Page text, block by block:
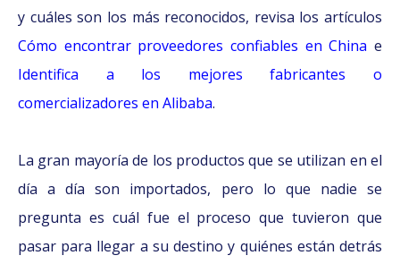
y cuáles son los más reconocidos, revisa los artículos
Cómo encontrar proveedores confiables en China e
Identifica a los mejores fabricantes o
comercializadores en Alibaba.
La gran mayoría de los productos que se utilizan en el
día a día son importados, pero lo que nadie se
pregunta es cuál fue el proceso que tuvieron que
pasar para llegar a su destino y quiénes están detrás